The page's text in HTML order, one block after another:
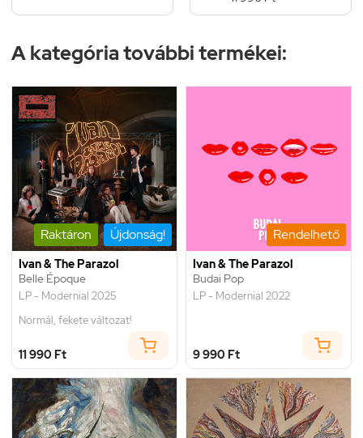
A kategória további termékei:
Raktáron Újdonság!
Ivan & The Parazol
Belle Époque
LP - Modernial 2025
Normál, fekete változat!
11 990 Ft
Rendelhető
Ivan & The Parazol
Budai Pop
LP - Modernial 2022
9 990 Ft